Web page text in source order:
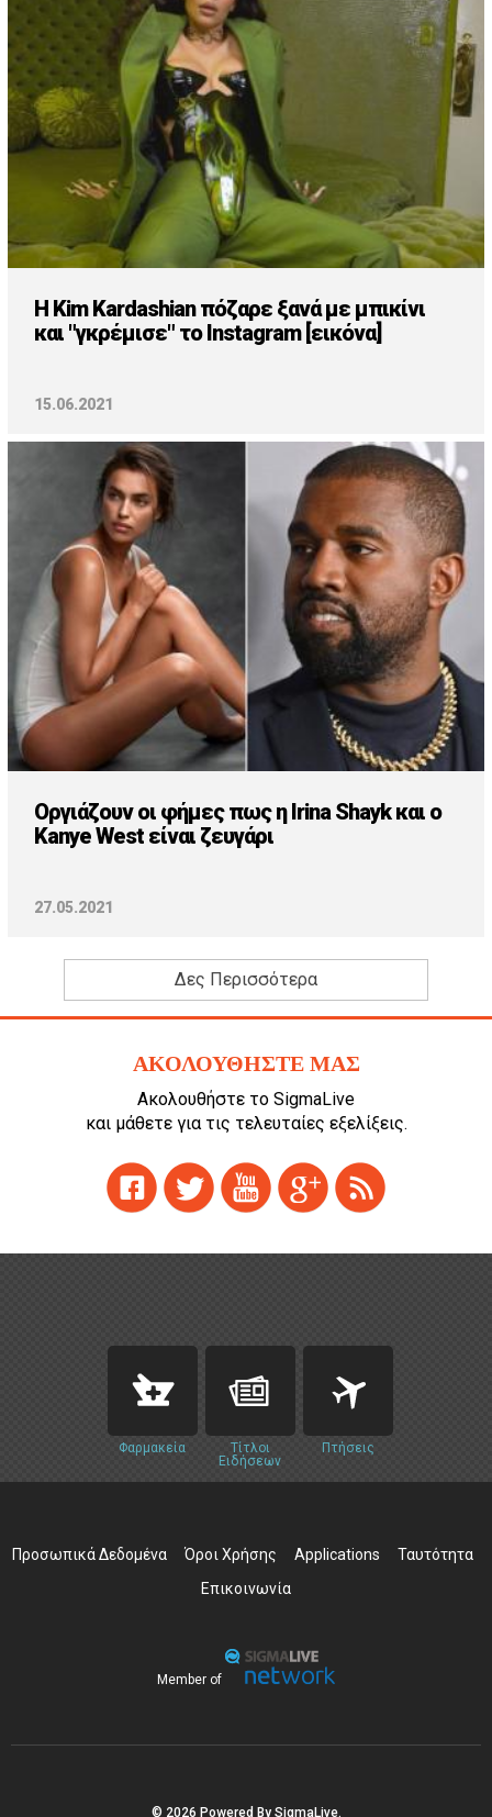
Η Kim Kardashian πόζαρε ξανά με μπικίνι
και "γκρέμισε" το Instagram [εικόνα]
15.06.2021
Οργιάζουν οι φήμες πως η Irina Shayk και ο
Kanye West είναι ζευγάρι
27.05.2021
Δες Περισσότερα
ΑΚΟΛΟΥΘΗΣΤΕ ΜΑΣ
Ακολουθήστε το SigmaLive
και μάθετε για τις τελευταίες εξελίξεις.
Φαρμακεία
Τίτλοι
Ειδήσεων
Πτήσεις
Προσωπικά Δεδομένα Όροι Χρήσης Applications
Ταυτότητα
Επικοινωνία
Member of
© 2026 Powered By SigmaLive.